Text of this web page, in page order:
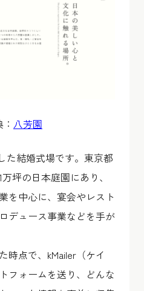
八芳園
た結婚式場です。東京都
坪の日本庭園にあり、
を中心に、宴会やレスト
デュース事業などを手が
時点で、kMailer（ケイ
フォームを送り、どんな